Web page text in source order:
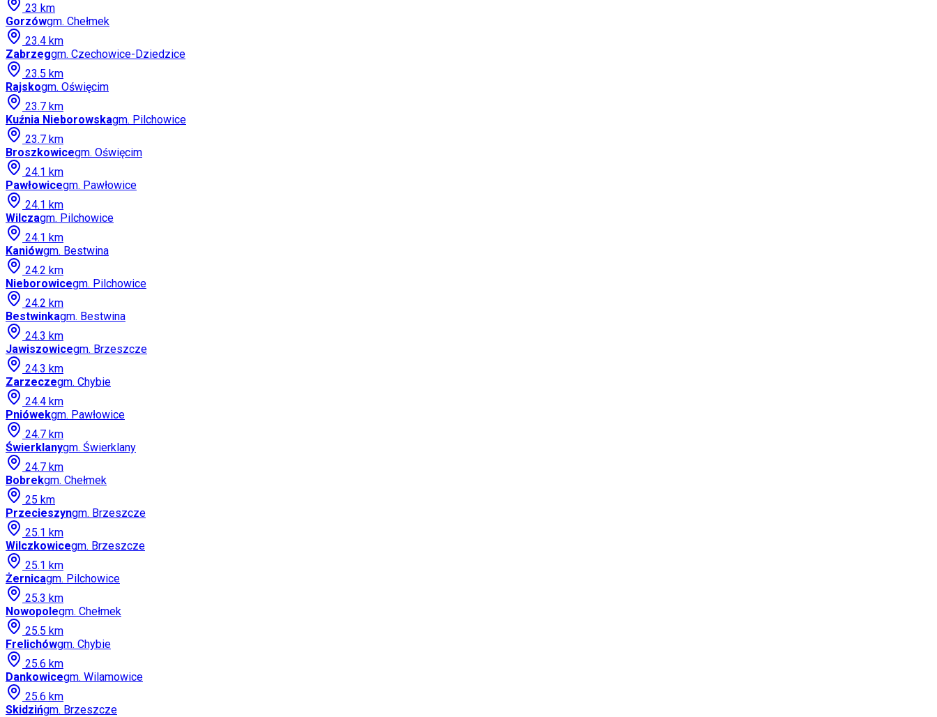
23 km
Gorzówgm. Chełmek
23.4 km
Zabrzeggm. Czechowice-Dziedzice
23.5 km
Rajskogm. Oświęcim
23.7 km
Kuźnia Nieborowskagm. Pilchowice
23.7 km
Broszkowicegm. Oświęcim
24.1 km
Pawłowicegm. Pawłowice
24.1 km
Wilczagm. Pilchowice
24.1 km
Kaniówgm. Bestwina
24.2 km
Nieborowicegm. Pilchowice
24.2 km
Bestwinkagm. Bestwina
24.3 km
Jawiszowicegm. Brzeszcze
24.3 km
Zarzeczegm. Chybie
24.4 km
Pniówekgm. Pawłowice
24.7 km
Świerklanygm. Świerklany
24.7 km
Bobrekgm. Chełmek
25 km
Przecieszyngm. Brzeszcze
25.1 km
Wilczkowicegm. Brzeszcze
25.1 km
Żernicagm. Pilchowice
25.3 km
Nowopolegm. Chełmek
25.5 km
Frelichówgm. Chybie
25.6 km
Dankowicegm. Wilamowice
25.6 km
Skidzińgm. Brzeszcze